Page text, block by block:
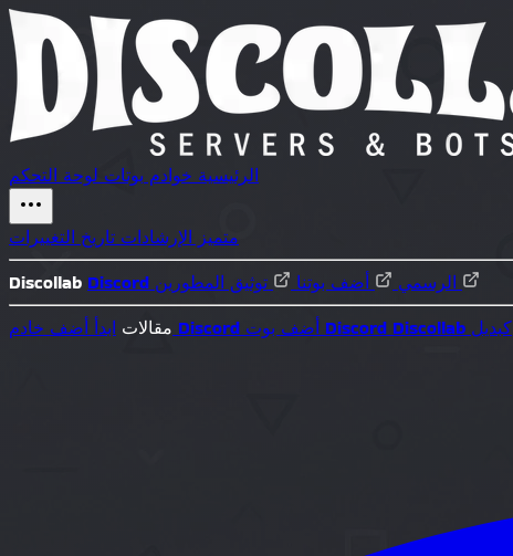
الرئيسية خوادم بوتات لوحة التحكم
متميز الإرشادات تاريخ التغييرات
Discollab
Discord الرسمي أضف بوتنا
مقالات ابدأ أضف خادم Discord أضف بوت Discord Discollab كبديل